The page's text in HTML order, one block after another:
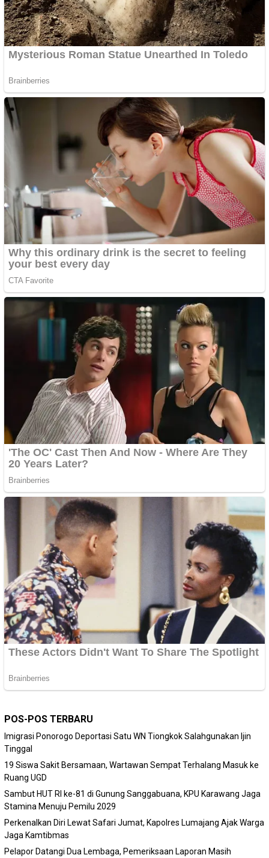
POS-POS TERBARU
Imigrasi Ponorogo Deportasi Satu WN Tiongkok Salahgunakan Ijin
Tinggal
19 Siswa Sakit Bersamaan, Wartawan Sempat Terhalang Masuk ke
Ruang UGD
Sambut HUT RI ke-81 di Gunung Sanggabuana, KPU Karawang Jaga
Stamina Menuju Pemilu 2029
Perkenalkan Diri Lewat Safari Jumat, Kapolres Lumajang Ajak Warga
Jaga Kamtibmas
Pelapor Datangi Dua Lembaga, Pemeriksaan Laporan Masih